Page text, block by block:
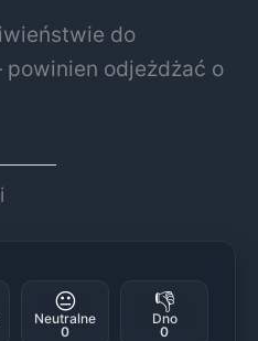
do
odjeżdżać o
😐
Neutralne
0
👎
Dno
0